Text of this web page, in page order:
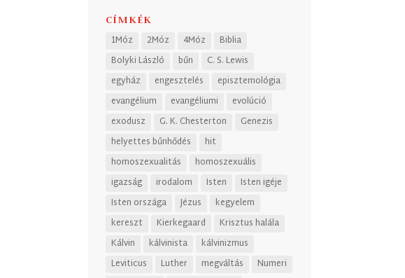
CÍMKÉK
1Móz 2Móz 4Móz
Biblia
Bolyki László
bűn
C. S. Lewis
egyház
engesztelés
episztemológia
evangélium
evangéliumi
evolúció
exodusz
G. K. Chesterton
Genezis
helyettes bűnhődés
hit
homoszexualitás
homoszexuális
igazság
irodalom Isten
Isten igéje
Isten országa
Jézus
kegyelem
kereszt
Kierkegaard
Krisztus halála
Kálvin
kálvinista
kálvinizmus
Leviticus
Luther megváltás
Numeri